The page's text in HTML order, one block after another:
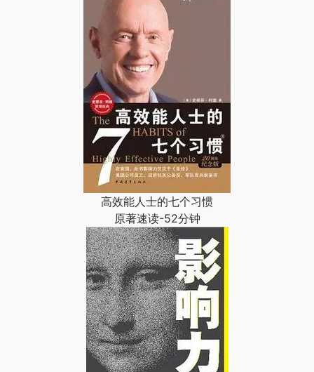
高效能人士的七个习惯
原著速读-52分钟